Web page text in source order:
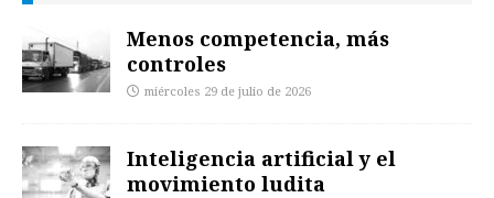
Menos competencia, más
controles
miércoles 29 de julio de 2026
Inteligencia artificial y el
movimiento ludita